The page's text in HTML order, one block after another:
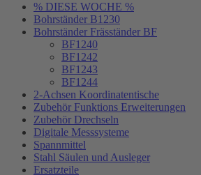
% DIESE WOCHE %
Bohrständer B1230
Bohrständer Fräsständer BF
BF1240
BF1242
BF1243
BF1244
2-Achsen Koordinatentische
Zubehör Funktions Erweiterungen
Zubehör Drechseln
Digitale Messsysteme
Spannmittel
Stahl Säulen und Ausleger
Ersatzteile